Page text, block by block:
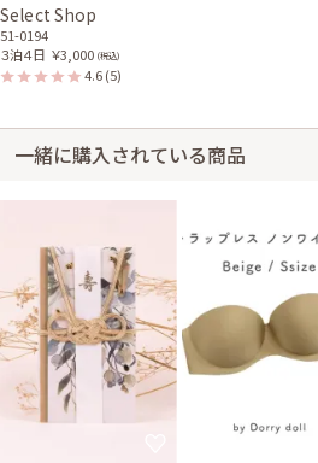
Select Shop
51-0194
３泊４日 ￥3,000 (税込)
4.6(5)
一緒に購入されている商品